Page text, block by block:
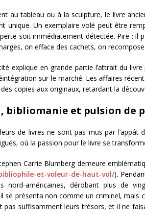
au tableau ou à la sculpture, le livre
unique. Un exemplaire volé peut être
soit immédiatement détectée. Pire : il
on efface des cachets, on
explique en grande partie l’attrait du
sur le marché. Les affaires
copies aux originaux, retardant la
bibliomanie et pulsion de
de livres ne sont pas mus par l’appât
où la passion pour le livre se
Carrie Blumberg demeure
et-voleur-de-haut-vol/).
nord-américaines, dérobant plus de
se présenta non comme un criminel, mais
pas suffisamment leurs trésors, et il ne